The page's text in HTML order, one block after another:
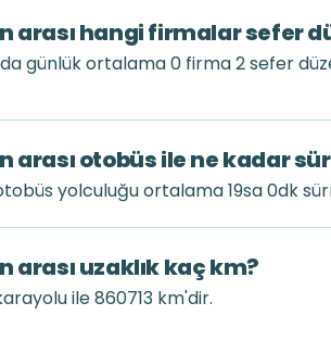
arası hangi firmalar sefer
günlük ortalama 0 firma 2 sefer
arası otobüs ile ne kadar
yolculuğu ortalama 19sa 0dk
arası uzaklık kaç km?
ile 860713 km'dir.